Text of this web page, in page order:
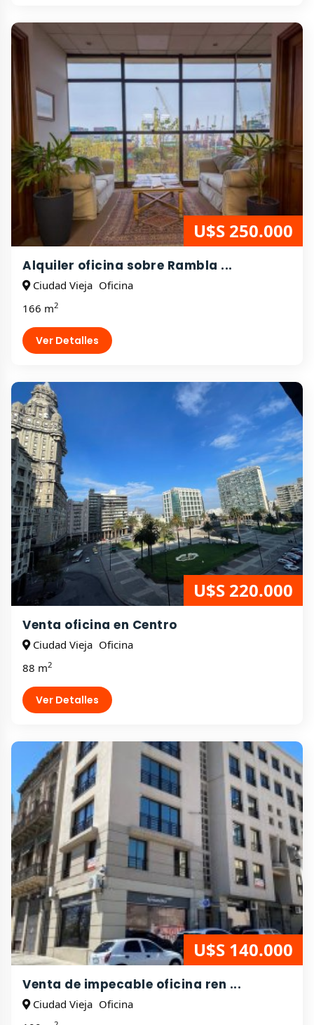
U$S 250.000
Alquiler oficina sobre Rambla ...
Ciudad Vieja Oficina
166 m2
Ver Detalles
U$S 220.000
Venta oficina en Centro
Ciudad Vieja Oficina
88 m2
Ver Detalles
U$S 140.000
Venta de impecable oficina ren ...
Ciudad Vieja Oficina